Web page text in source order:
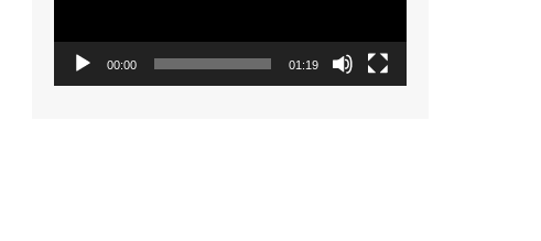
00:00 01:19